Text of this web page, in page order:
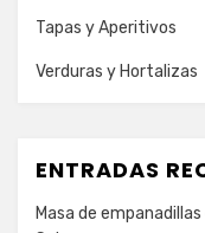
Tapas y Aperitivos
Verduras y Hortalizas
ENTRADAS
Masa de